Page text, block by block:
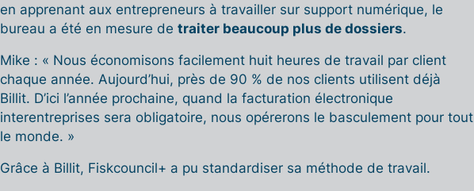
en apprenant aux entrepreneurs à travailler sur support numérique, le
bureau a été en mesure de traiter beaucoup plus de dossiers.
Mike : « Nous économisons facilement huit heures de travail par client
chaque année. Aujourd’hui, près de 90 % de nos clients utilisent déjà
Billit. D’ici l’année prochaine, quand la facturation électronique
interentreprises sera obligatoire, nous opérerons le basculement pour tout
le monde. »
Grâce à Billit, Fiskcouncil+ a pu standardiser sa méthode de travail.